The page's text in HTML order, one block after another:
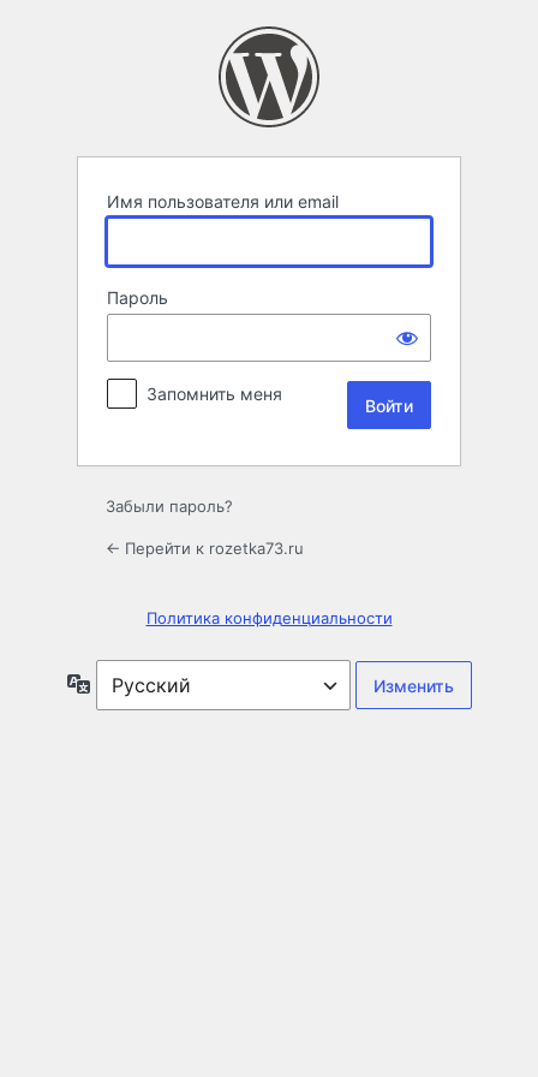
Имя пользователя или email
Пароль
Запомнить меня
Забыли пароль?
← Перейти к rozetka73.ru
Политика конфиденциальности
Язык